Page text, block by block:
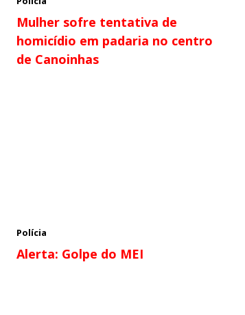
Mulher sofre tentativa de
homicídio em padaria no centro
de Canoinhas
Polícia
Alerta: Golpe do MEI